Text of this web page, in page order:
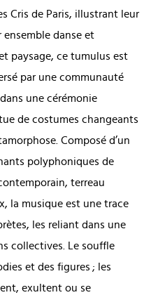
Cris de Paris, illustrant leur
ensemble danse et
paysage, ce tumulus est
par une communauté
une cérémonie
de costumes changeants
Composé d’un
polyphoniques de
terreau
la musique est une trace
les reliant dans une
collectives. Le souffle
et des figures ; les
exultent ou se